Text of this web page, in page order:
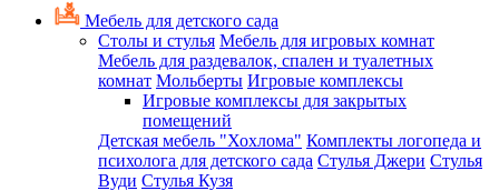
Мебель для детского сада
Столы и стулья Мебель для игровых комнат
Мебель для раздевалок, спален и туалетных
комнат Мольберты Игровые комплексы
Игровые комплексы для закрытых
помещений
Детская мебель "Хохлома" Комплекты логопеда и
психолога для детского сада Стулья Джери Стулья
Вуди Стулья Кузя